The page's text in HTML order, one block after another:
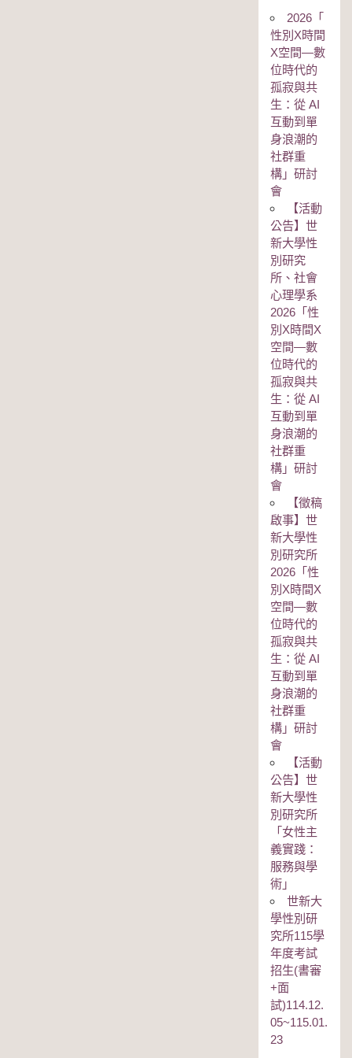
2026「
性別Χ時間
Χ空間—數
位時代的
孤寂與共
生：從 AI
互動到單
身浪潮的
社群重
構」研討
會
【活動
公告】世
新大學性
別研究
所、社會
心理學系
2026「性
別Χ時間Χ
空間—數
位時代的
孤寂與共
生：從 AI
互動到單
身浪潮的
社群重
構」研討
會
【徵稿
啟事】世
新大學性
別研究所
2026「性
別Χ時間Χ
空間—數
位時代的
孤寂與共
生：從 AI
互動到單
身浪潮的
社群重
構」研討
會
【活動
公告】世
新大學性
別研究所
「女性主
義實踐：
服務與學
術」
世新大
學性別研
究所115學
年度考試
招生(書審
+面
試)114.12.
05~115.01.
23